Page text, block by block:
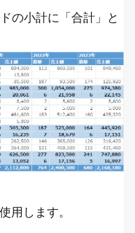
の小計に「合計」と
用します。